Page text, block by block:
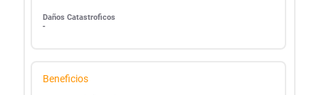
Daños Catastroficos
-
Beneficios